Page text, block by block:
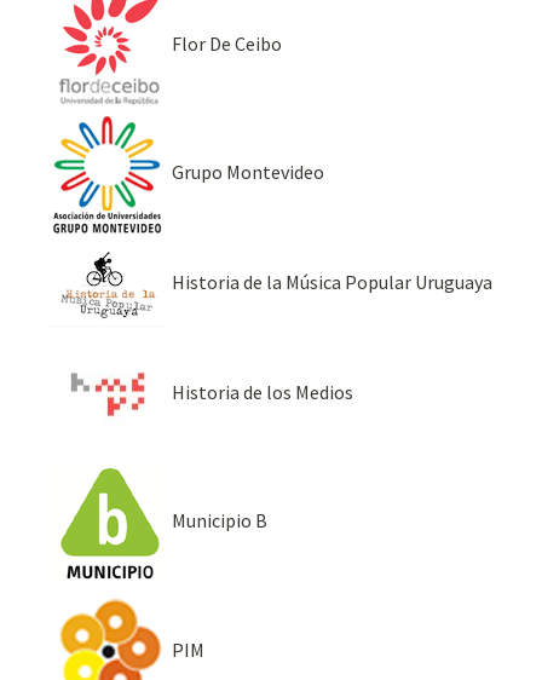
Flor De Ceibo
Grupo Montevideo
Historia de la Música Popular Uruguaya
Historia de los Medios
Municipio B
PIM